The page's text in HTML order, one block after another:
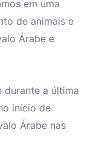
em uma
de animais e
Árabe e
durante a última
início de
Árabe nas